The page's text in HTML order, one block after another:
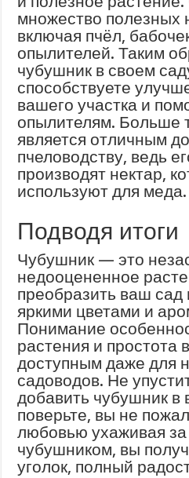
множество полезных
включая пчёл,
опылителей. Таким
чубушник в своем
способствуете
вашего участка и
опылителям. Больше
является отличным
пчеловодству, ведь
производят нектар,
используют для меда.
Подводя итоги
Чубушник — это
недооцененное
преобразить ваш сад
яркими цветами и
Понимание
растения и простота
доступным даже для
садоводов. Не
добавить чубушник
поверьте, вы не
любовью ухаживая
чубушником, вы
уголок, полный